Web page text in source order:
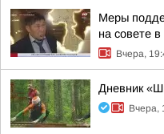
Меры
на совете
Вчера,
Дневник
Вчера,